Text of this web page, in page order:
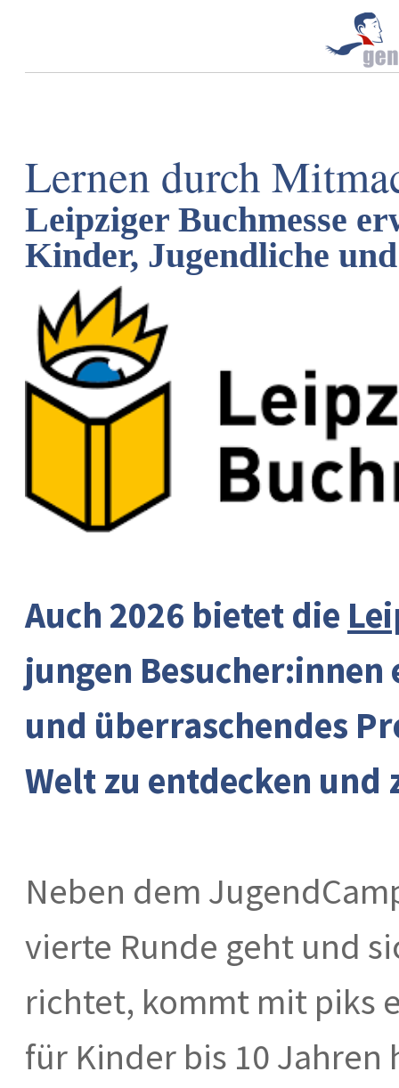
Lernen durch
Leipziger Buchmesse
Kinder, Jugendliche
Auch 2026 bietet die
jungen
und überraschendes
Welt zu entdecken und
Neben dem
vierte Runde geht und
richtet, kommt mit piks
für Kinder bis 10 Jahren